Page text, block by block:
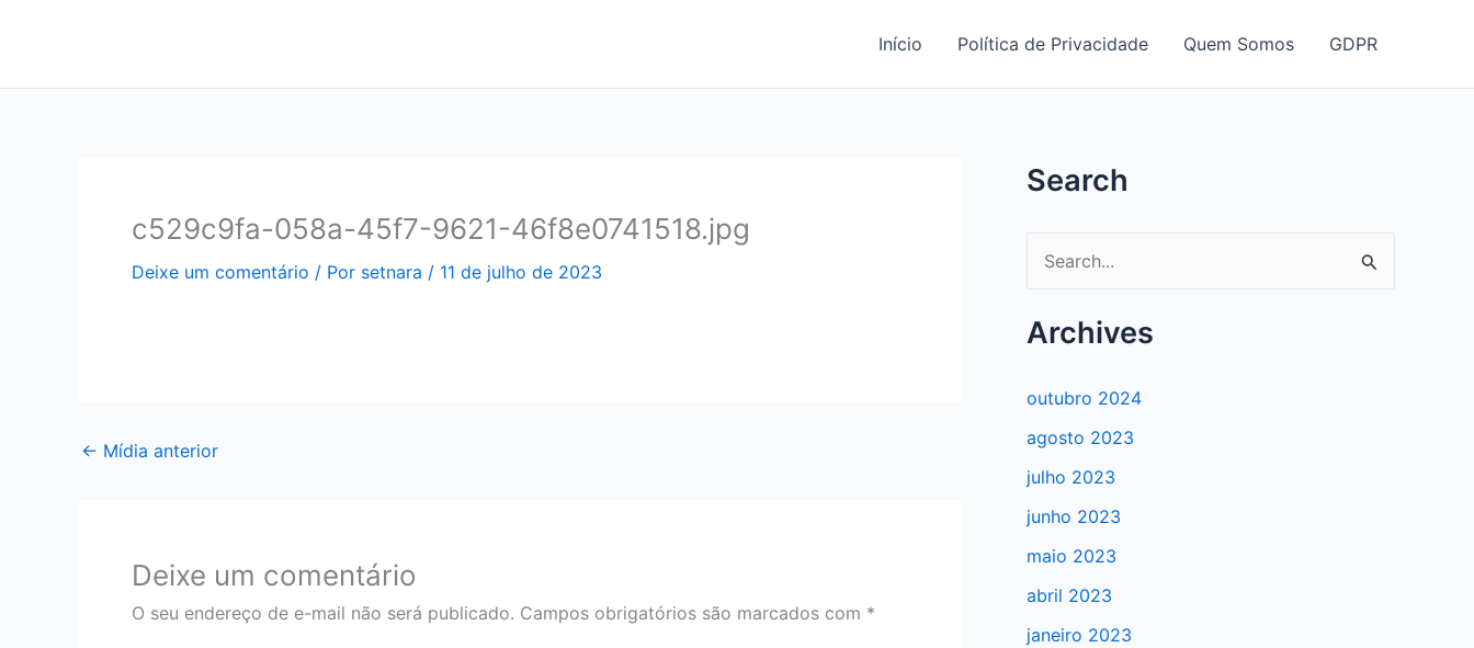
Início Política de Privacidade Quem Somos GDPR
c529c9fa-058a-45f7-9621-46f8e0741518.jpg
Deixe um comentário / Por setnara / 11 de julho de 2023
← Mídia anterior
Deixe um comentário
O seu endereço de e-mail não será publicado. Campos obrigatórios são marcados com *
Search
e
s
u
a
r
p
o
r
Archives
outubro 2024
agosto 2023
julho 2023
junho 2023
maio 2023
abril 2023
janeiro 2023